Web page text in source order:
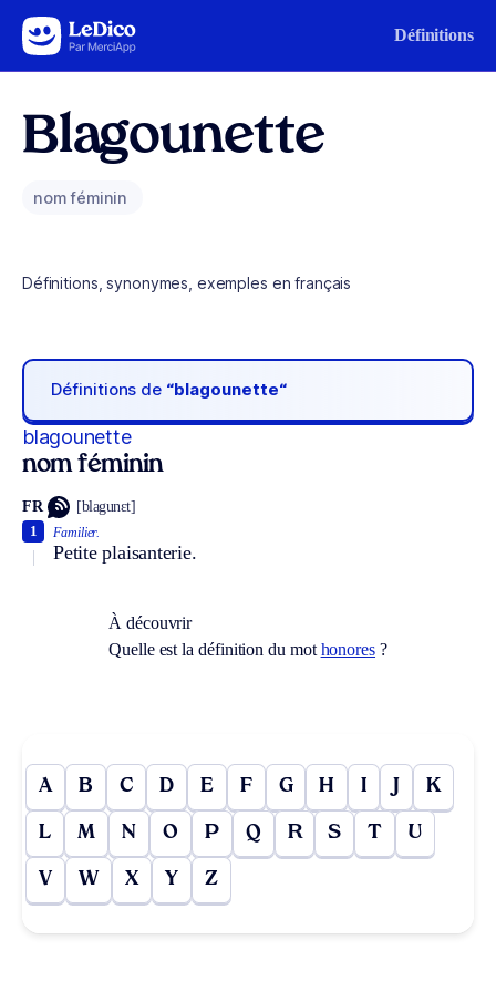
Aller au contenu Définitions
Blagounette
nom féminin
Définitions, synonymes, exemples en français
Définitions de “blagounette“
blagounette
nom féminin
FR [blagunɛt]
Familier.
Petite plaisanterie.
1
À découvrir
Quelle est la définition du mot honores ?
A B C D E F G H I J K
L M N O P Q R S T U
V W X Y Z